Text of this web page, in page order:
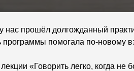
нас прошёл долгожданный
программы помогала по-новому
«Говорить легко, когда не